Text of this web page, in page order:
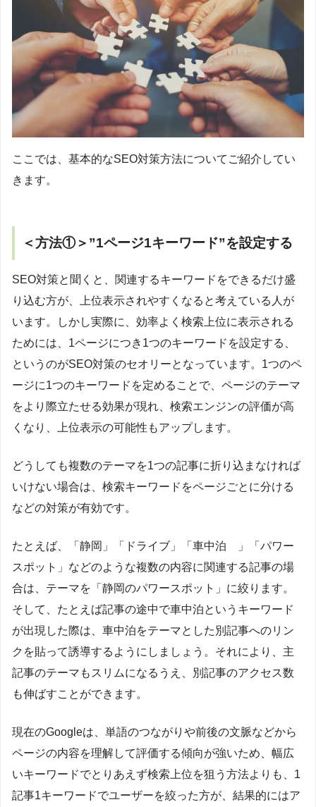
ここでは、基本的なSEO対策方法についてご紹介してい
きます。
＜方法①＞”1ページ1キーワード”を設定する
SEO対策と聞くと、関連するキーワードをできるだけ盛
り込む方が、上位表示されやすくなると考えている人が
います。しかし実際に、効率よく検索上位に表示される
ためには、1ページにつき1つのキーワードを設定する、
というのがSEO対策のセオリーとなっています。1つのペ
ージに1つのキーワードを定めることで、ページのテーマ
をより際立たせる効果が現れ、検索エンジンの評価が高
くなり、上位表示の可能性もアップします。
どうしても複数のテーマを1つの記事に折り込まなければ
いけない場合は、検索キーワードをページごとに分ける
などの対策が有効です。
たとえば、「静岡」「ドライブ」「車中泊 」「パワー
スポット」などのような複数の内容に関連する記事の場
合は、テーマを「静岡のパワースポット」に絞ります。
そして、たとえば記事の途中で車中泊というキーワード
が出現した際は、車中泊をテーマとした別記事へのリン
クを貼って誘導するようにしましょう。それにより、主
記事のテーマもスリムになるうえ、別記事のアクセス数
も伸ばすことができます。
現在のGoogleは、単語のつながりや前後の文脈などから
ページの内容を理解して評価する傾向が強いため、幅広
いキーワードでとりあえず検索上位を狙う方法よりも、1
記事1キーワードでユーザーを絞った方が、結果的にはア